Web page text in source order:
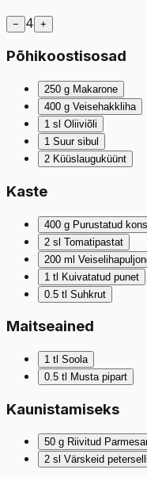
− 4 +
Põhikoostisosad
250 g Makarone
400 g Veisehakkliha
1 sl Oliiviõli
1 Suur sibul
2 Küüslauguküünt
Kaste
400 g Purustatud
2 sl Tomatipastat
200 ml
1 tl Kuivatatud punet
0.5 tl Suhkrut
Maitseained
1 tl Soola
0.5 tl Musta pipart
Kaunistamiseks
50 g Riivitud
2 sl Värskeid